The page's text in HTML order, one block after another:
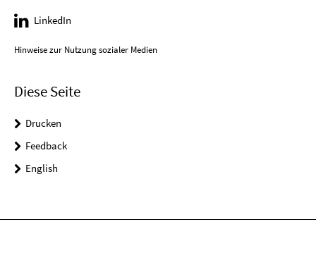
LinkedIn
Hinweise zur Nutzung sozialer Medien
Diese Seite
Drucken
Feedback
English